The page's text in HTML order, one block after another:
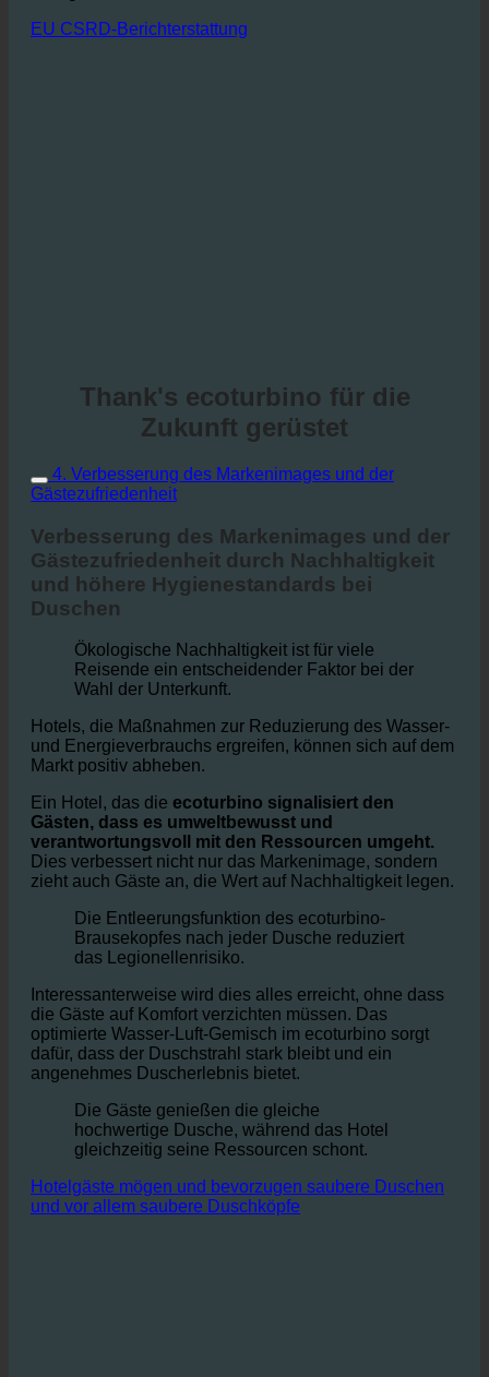
Gelegenheit, diese Werte in die Praxis umzusetzen.
Thank's ecoturbino für die
Zukunft gerüstet
Gästezufriedenheit
Verbesserung des Markenimages und der
Gästezufriedenheit durch Nachhaltigkeit
und höhere Hygienestandards bei
Duschen
Ökologische Nachhaltigkeit ist für viele
Wahl der Unterkunft.
Hotels, die Maßnahmen zur Reduzierung des Wasser-
Markt positiv abheben.
Ein Hotel, das dieecoturbino signalisiert den
Gästen, dass es umweltbewusst und
verantwortungsvoll mit den Ressourcen umgeht.
zieht auch Gäste an, die Wert auf Nachhaltigkeit legen.
Die Entleerungsfunktion des ecoturbino-
das Legionellenrisiko.
Interessanterweise wird dies alles erreicht, ohne dass
die Gäste auf Komfort verzichten müssen. Das
optimierte Wasser-Luft-Gemisch im ecoturbino sorgt
angenehmes Duscherlebnis bietet.
Die Gäste genießen die gleiche
gleichzeitig seine Ressourcen schont.